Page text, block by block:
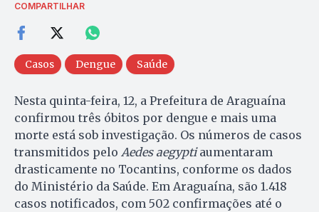
COMPARTILHAR
Casos Dengue Saúde
Nesta quinta-feira, 12, a Prefeitura de Araguaína
confirmou três óbitos por dengue e mais uma
morte está sob investigação. Os números de casos
transmitidos pelo Aedes aegyptiaumentaram
drasticamente no Tocantins, conforme os dados
do Ministério da Saúde. Em Araguaína, são 1.418
casos notificados, com 502 confirmações até o